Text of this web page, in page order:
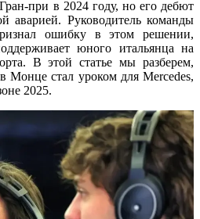
при в 2024 году, но его дебют
аварией. Руководитель команды
ошибку в этом решении,
юного итальянца на
В этой статье мы разберем,
Монце стал уроком для Mercedes,
2025.